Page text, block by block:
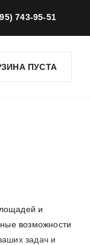
743-95-51
ПУСТА
и
возможности
задач и